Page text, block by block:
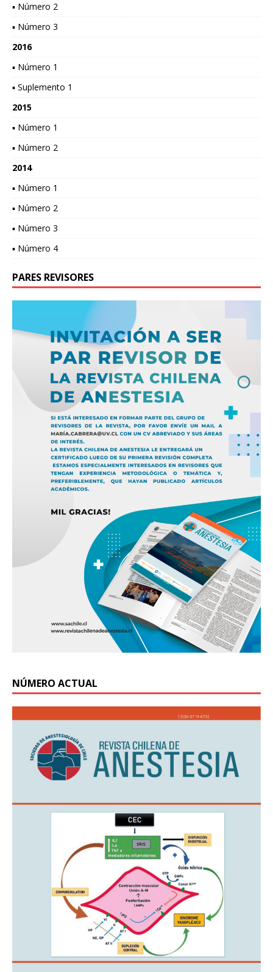
▪ Número 2
▪ Número 3
2016
▪ Número 1
▪ Suplemento 1
2015
▪ Número 1
▪ Número 2
2014
▪ Número 1
▪ Número 2
▪ Número 3
▪ Número 4
PARES REVISORES
NÚMERO ACTUAL